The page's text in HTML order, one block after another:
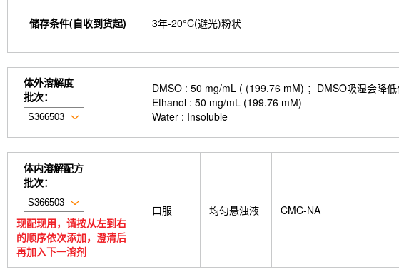
储存条件(自收到货起) 3年-20°C(避光)粉状
体外溶解度
批次：
DMSO : 50 mg/mL ( (199.76 mM) ；DMSO吸湿会降
Ethanol : 50 mg/mL (199.76 mM)
Water : Insoluble
体内溶解配方
批次：
现配现用，请按从左到右
的顺序依次添加，澄清后
再加入下一溶剂
口服 均匀悬浊液 CMC-NA